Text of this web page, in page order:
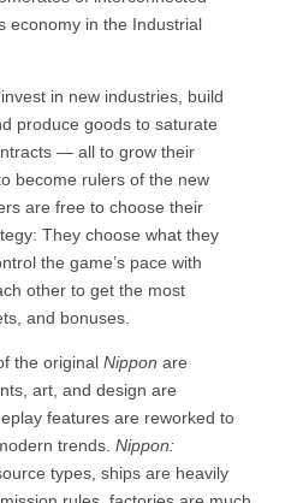
economy in the Industrial
in new industries, build
produce goods to saturate
— all to grow their
become rulers of the new
are free to choose their
They choose what they
the game’s pace with
other to get the most
and bonuses.
the original Nippon are
art, and design are
features are reworked to
trends. Nippon:
types, ships are heavily